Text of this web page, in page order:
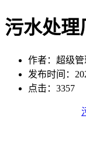
污水处理
作者：超级管
发布时间：
点击：3357